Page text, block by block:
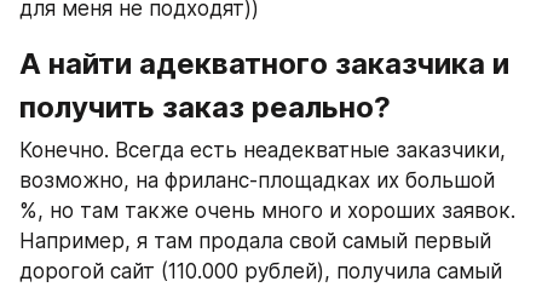
для меня не подходят))
А найти адекватного заказчика и
получить заказ реально?
Конечно. Всегда есть неадекватные заказчики,
возможно, на фриланс-площадках их большой
%, но там также очень много и хороших заявок.
Например, я там продала свой самый первый
дорогой сайт (110.000 рублей), получила самый